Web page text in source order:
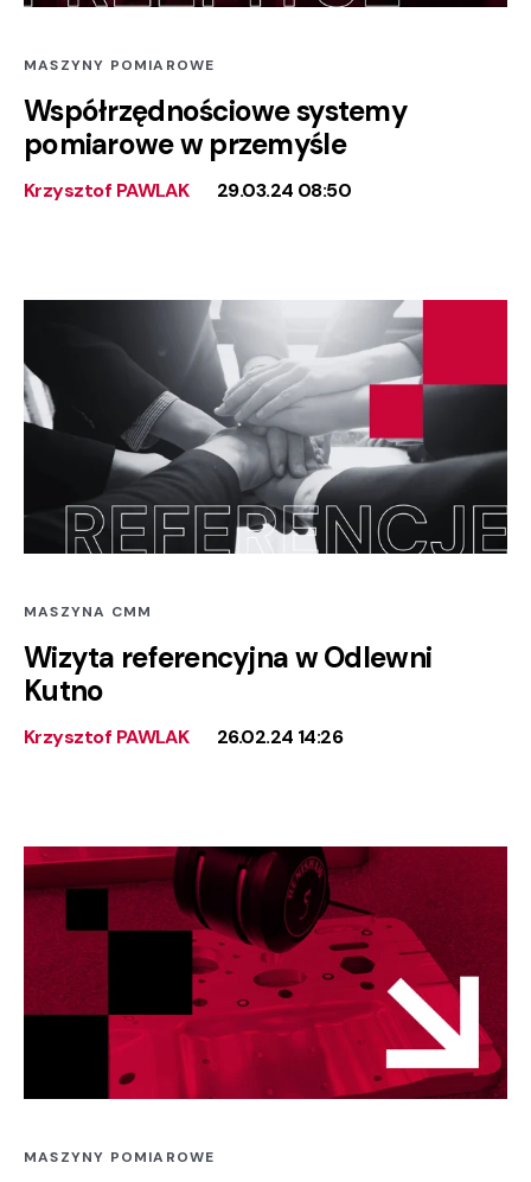
MASZYNY POMIAROWE
Współrzędnościowe systemy
pomiarowe w przemyśle
Krzysztof PAWLAK 29.03.24 08:50
MASZYNA CMM
Wizyta referencyjna w Odlewni
Kutno
Krzysztof PAWLAK 26.02.24 14:26
MASZYNY POMIAROWE